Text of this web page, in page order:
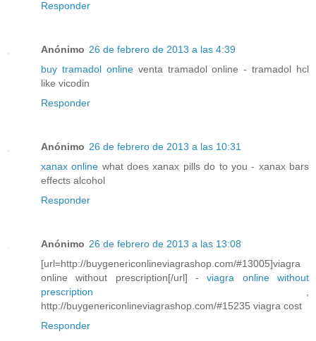
Responder
Anónimo 26 de febrero de 2013 a las 4:39
buy tramadol onlineventa tramadol online - tramadol hcl
like vicodin
Responder
Anónimo 26 de febrero de 2013 a las 10:31
xanax online what does xanax pills do to you - xanax bars
effects alcohol
Responder
Anónimo 26 de febrero de 2013 a las 13:08
[url=http://buygenericonlineviagrashop.com/#13005]viagra
online without prescription[/url] -viagra online without
prescription
http://buygenericonlineviagrashop.com/#15235 viagra cost
Responder